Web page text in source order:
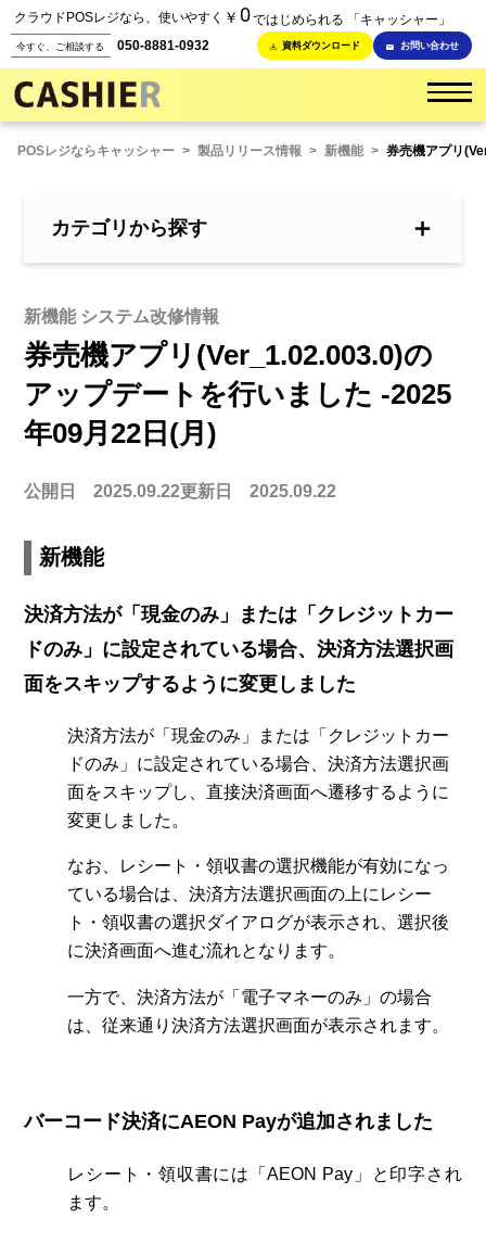
クラウドPOSレジなら、使いやすく ￥ 0ではじめられる 「キャッシャー」
今すぐ、ご相談する 050-8881-0932 資料ダウンロード お問い合わせ
POSレジならキャッシャー > 製品リリース情報 > 新機能 > 券売機アプリ
カテゴリから探す ＋
新機能 システム改修情報
券売機アプリ(Ver_1.02.003.0)の
アップデートを行いました -2025
年09月22日(月)
公開日 2025.09.22更新日 2025.09.22
新機能
決済方法が「現金のみ」または「クレジットカー
ドのみ」に設定されている場合、決済方法選択画
面をスキップするように変更しました
決済方法が「現金のみ」または「クレジットカー
ドのみ」に設定されている場合、決済方法選択画
面をスキップし、直接決済画面へ遷移するように
変更しました。
なお、レシート・領収書の選択機能が有効になっ
ている場合は、決済方法選択画面の上にレシー
ト・領収書の選択ダイアログが表示され、選択後
に決済画面へ進む流れとなります。
一方で、決済方法が「電子マネーのみ」の場合
は、従来通り決済方法選択画面が表示されます。
バーコード決済にAEON Payが追加されました
レシート・領収書には「AEON Pay」と印字され
ます。